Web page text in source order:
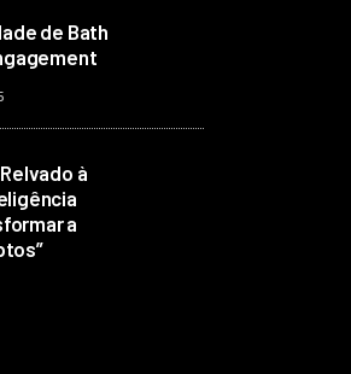
de Bath
à
a